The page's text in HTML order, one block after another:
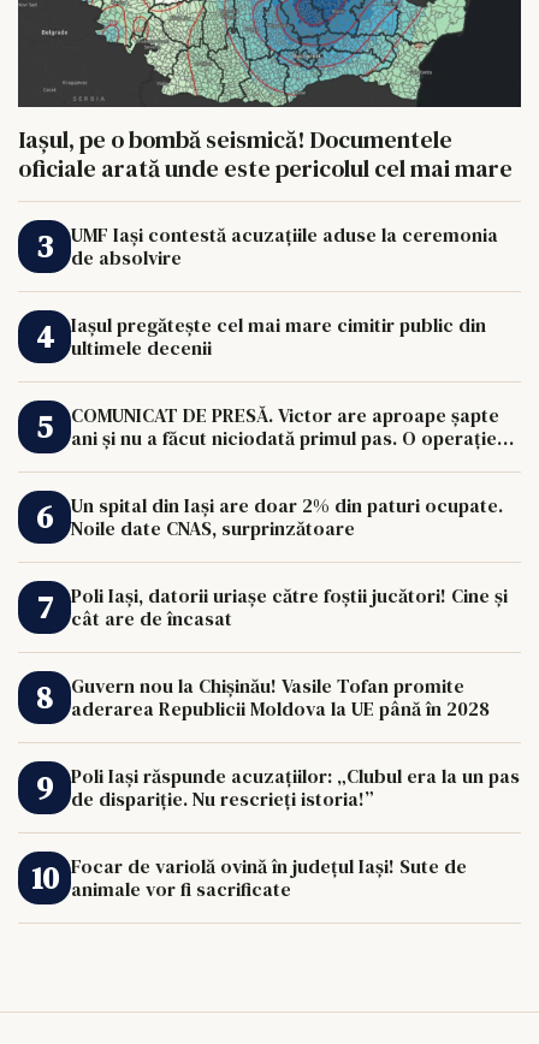
Iașul, pe o bombă seismică! Documentele
oficiale arată unde este pericolul cel mai mare
UMF Iași contestă acuzațiile aduse la ceremonia
de absolvire
Iașul pregătește cel mai mare cimitir public din
ultimele decenii
COMUNICAT DE PRESĂ. Victor are aproape șapte
ani și nu a făcut niciodată primul pas. O operație
Un spital din Iași are doar 2% din paturi ocupate.
Noile date CNAS, surprinzătoare
Poli Iași, datorii uriașe către foștii jucători! Cine și
cât are de încasat
Guvern nou la Chișinău! Vasile Tofan promite
aderarea Republicii Moldova la UE până în 2028
Poli Iași răspunde acuzațiilor: „Clubul era la un pas
de dispariție. Nu rescrieți istoria!”
Focar de variolă ovină în județul Iași! Sute de
animale vor fi sacrificate